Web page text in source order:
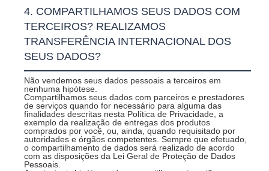
4. COMPARTILHAMOS SEUS DADOS COM
TERCEIROS? REALIZAMOS
TRANSFERÊNCIA INTERNACIONAL DOS
SEUS DADOS?
Não vendemos seus dados pessoais a terceiros em
nenhuma hipótese.
Compartilhamos seus dados com parceiros e prestadores
de serviços quando for necessário para alguma das
finalidades descritas nesta Política de Privacidade, a
exemplo da realização de entregas dos produtos
comprados por você, ou, ainda, quando requisitado por
autoridades e órgãos competentes. Sempre que efetuado,
o compartilhamento de dados será realizado de acordo
com as disposições da Lei Geral de Proteção de Dados
Pessoais.